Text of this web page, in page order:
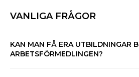
VANLIGA FRÅGOR
KAN MAN FÅ ERA UTBILDNINGAR
ARBETSFÖRMEDLINGEN?